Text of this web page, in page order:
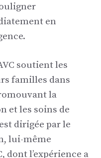
en
soutient les
familles dans
la
et les soins de
dirigée par le
lui-même
dont l’expérience a